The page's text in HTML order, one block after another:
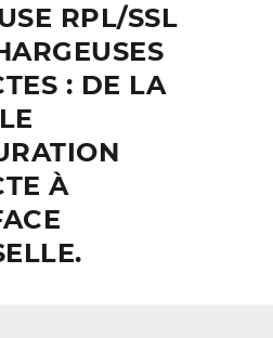
RPL/SSL
: DE LA
À